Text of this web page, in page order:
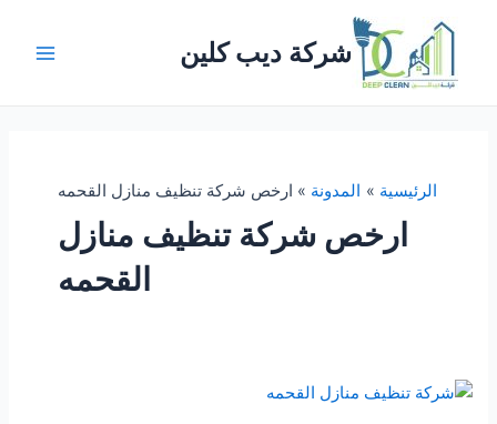
شركة ديب كلين
الرئيسية المدونة ارخص شركة تنظيف منازل القحمه
ارخص شركة تنظيف منازل
القحمه